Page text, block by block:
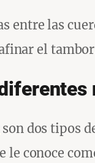
entre las
el
son dos tipos
le conoce